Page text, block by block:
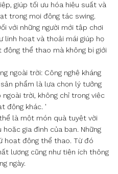
giúp tối ưu hóa hiệu suất và
trong mọi động tác swing.
với những người mới tập chơi
linh hoạt và thoải mái giúp họ
thể thao mà không bị giới
ngoài trời: Công nghệ kháng
phẩm là lựa chọn lý tưởng
trời, không chỉ trong việc
động khác. '
là một món quà tuyệt vời
gia đình của bạn. Những
hoạt động thể thao. Từ đó
lượng cũng như tiện ích thông
ngày.